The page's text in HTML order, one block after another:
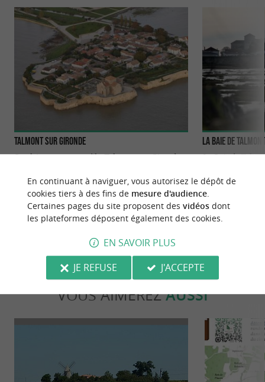
Talmont sur Gironde
Perché sur une presqu’île, Talmont-sur-Gironde,
exceptionnel sur ...
223 m - Talmont-sur-Gironde
La baie de
La Baie de
de sable de Deau,
223 m -
VOUS AIMEREZAUSSI
En continuant à naviguer, vous autorisez le dépôt de
cookies tiers à des fins de mesure d'audience.
Certaines pages du site proposent des vidéosdont
les plateformes déposent également des cookies.
EN SAVOIR PLUS
JE REFUSE
J'ACCEPTE